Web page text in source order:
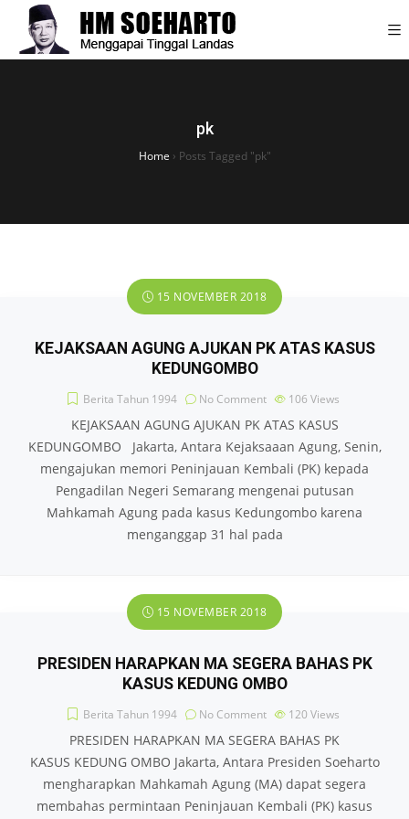
pk
Home › Posts Tagged "pk"
15 NOVEMBER 2018
KEJAKSAAN AGUNG AJUKAN PK ATAS KASUS
KEDUNGOMBO
Berita Tahun 1994 No Comment 106 Views
KEJAKSAAN AGUNG AJUKAN PK ATAS KASUS
KEDUNGOMBO Jakarta, Antara Kejaksaaan Agung, Senin,
mengajukan memori Peninjauan Kembali (PK) kepada
Pengadilan Negeri Semarang mengenai putusan
Mahkamah Agung pada kasus Kedungombo karena
menganggap 31 hal pada
15 NOVEMBER 2018
PRESIDEN HARAPKAN MA SEGERA BAHAS PK
KASUS KEDUNG OMBO
Berita Tahun 1994 No Comment 120 Views
PRESIDEN HARAPKAN MA SEGERA BAHAS PK
KASUS KEDUNG OMBO Jakarta, Antara Presiden Soeharto
mengharapkan Mahkamah Agung (MA) dapat segera
membahas permintaan Peninjauan Kembali (PK) kasus